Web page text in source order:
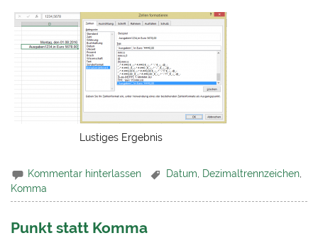
Lustiges Ergebnis
Kommentar hinterlassen Datum Dezimaltrennzeichen
Komma
Punkt statt Komma